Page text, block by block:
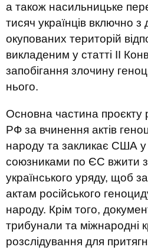
а також насильницьке
тисяч українців включно з
окупованих територій
викладеним у статті II
запобігання злочину
нього.
Основна частина проєкту
РФ за вчинення актів
народу та закликає США у
союзниками по ЄС вжити
українського уряду, щоб
актам російського
народу. Крім того,
трибунали та міжнародні
розслідування для